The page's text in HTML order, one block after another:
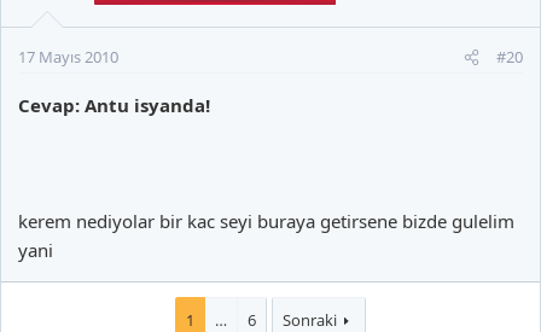
17 Mayıs 2010 #20
Cevap: Antu isyanda!
kerem nediyolar bir kac seyi buraya getirsene bizde gulelim
yani
1 … 6 Sonraki